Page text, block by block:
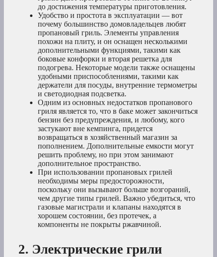
до достижения температуры приготовления.
Удобство и простота в эксплуатации — вот
почему большинство домовладельцев любят
пропановый гриль. Элементы управления
похожи на плиту, и он оснащен несколькими
дополнительными функциями, такими как
боковые конфорки и вторая решетка для
подогрева. Некоторые модели также оснащены
удобными приспособлениями, такими как
держатели для посуды, внутренние термометры
и светодиодная подсветка.
Одним из основных недостатков пропанового
гриля является то, что в баке может закончиться
бензин без предупреждения, и любому, кого
застукают вне кемпинга, придется
возвращаться в хозяйственный магазин за
пополнением. Дополнительные емкости могут
решить проблему, но при этом занимают
дополнительное пространство.
При использовании пропановых грилей
необходимы меры предосторожности,
поскольку они вызывают больше возгораний,
чем другие типы грилей. Важно убедиться, что
газовые магистрали и клапаны находятся в
хорошем состоянии, без протечек, а
компоненты не покрыты ржавчиной.
2. Электрические грили